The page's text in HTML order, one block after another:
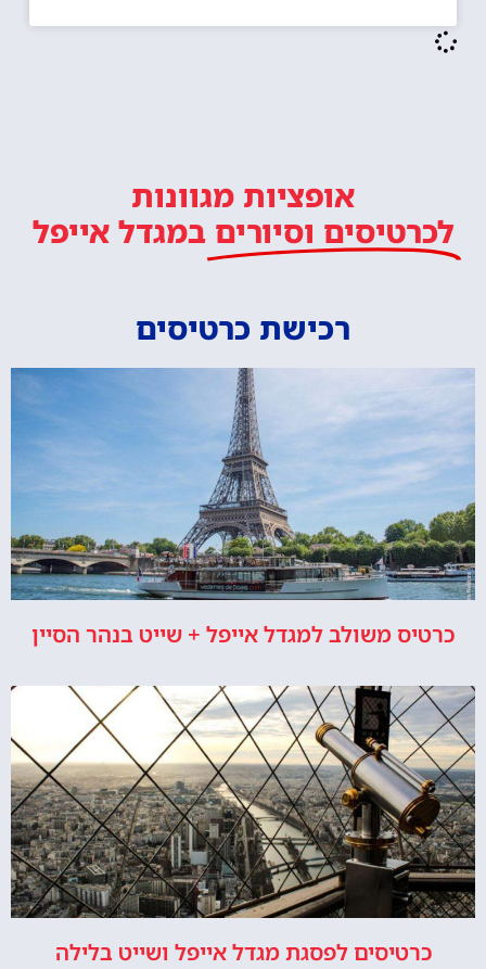
אופציות מגוונות
לכרטיסים וסיורים במגדל אייפל
רכישת כרטיסים
כרטיס משולב למגדל אייפל + שייט בנהר הסיין
כרטיסים לפסגת מגדל אייפל ושייט בלילה